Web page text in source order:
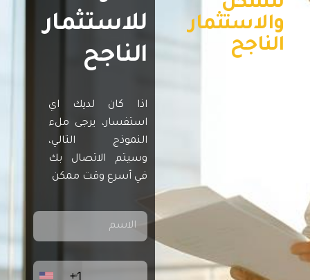
والاستثمار
الناجح
للاستثمار
الناجح
اذا كان لديك اي
استفسار، يرجى ملء
النموذج التالي،
وسيتم الاتصال بك
في أسرع وقت ممكن